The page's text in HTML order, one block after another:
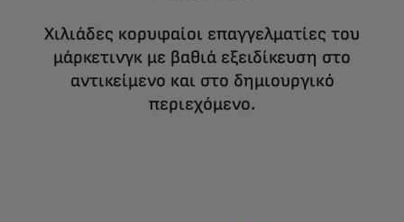
Χιλιάδες κορυφαίοι επαγγελματίες του
μάρκετινγκ με βαθιά εξειδίκευση στο
αντικείμενο και στο δημιουργικό
περιεχόμενο.